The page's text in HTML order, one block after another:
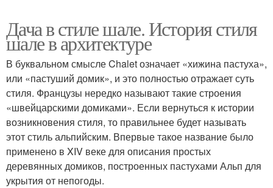
Дача в стиле шале. История стиля
шале в архитектуре
В буквальном смысле Chalet означает «хижина пастуха»,
или «пастуший домик», и это полностью отражает суть
стиля. Французы нередко называют такие строения
«швейцарскими домиками». Если вернуться к истории
возникновения стиля, то правильнее будет называть
этот стиль альпийским. Впервые такое название было
применено в XIV веке для описания простых
деревянных домиков, построенных пастухами Альп для
укрытия от непогоды.